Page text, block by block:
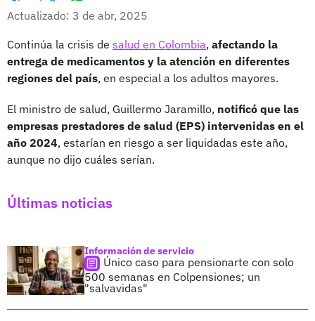
Facebook
X
Actualizado: 3 de abr, 2025
Continúa la crisis de salud en Colombia, afectando la
entrega de medicamentos y la atención en diferentes
regiones del país, en especial a los adultos mayores.
El ministro de salud, Guillermo Jaramillo, notificó que las
empresas prestadores de salud (EPS) intervenidas en el
año 2024, estarían en riesgo a ser liquidadas este año,
aunque no dijo cuáles serían.
Últimas noticias
Información de servicio
Único caso para pensionarte con solo
500 semanas en Colpensiones; un
"salvavidas"